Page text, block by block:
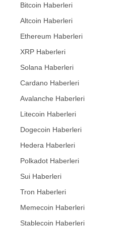
Bitcoin Haberleri
Altcoin Haberleri
Ethereum Haberleri
XRP Haberleri
Solana Haberleri
Cardano Haberleri
Avalanche Haberleri
Litecoin Haberleri
Dogecoin Haberleri
Hedera Haberleri
Polkadot Haberleri
Sui Haberleri
Tron Haberleri
Memecoin Haberleri
Stablecoin Haberleri